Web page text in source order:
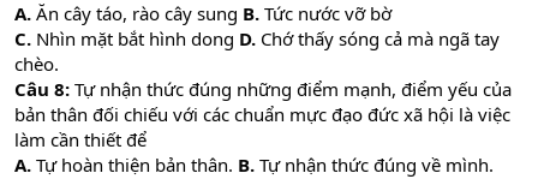
A. Ăn cây táo, rào cây sung B. Tức nước vỡ bờ
C. Nhìn mặt bắt hình dong D. Chớ thấy sóng cả mà ngã tay
chèo.
Câu 8: Tự nhận thức đúng những điểm mạnh, điểm yếu của
bản thân đối chiếu với các chuẩn mực đạo đức xã hội là việc
làm cần thiết để
A. Tự hoàn thiện bản thân. B. Tự nhận thức đúng về mình.